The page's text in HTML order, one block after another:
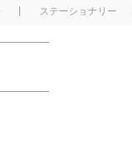
ステーショナリー